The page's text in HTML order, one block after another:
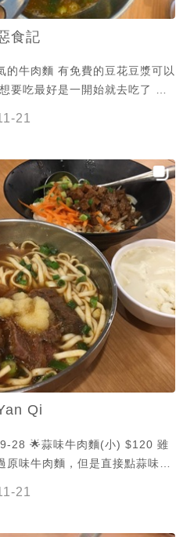
食記
的牛肉麵 有免費的豆花豆漿可以
要吃最好是一開始就去吃了 吃
挺好吃的不柴不乾 湯也還是覺得
但份量挺大的 青菜的份量也很大
更大一碗 光看著就飽了 ⭐️⭐️⭐️✨
新豐 #牛肉麵 #惡食記
21
Qi
28 🌟蒜味牛肉麵(小) $120 雖
原味牛肉麵，但是直接點蒜味絕
21